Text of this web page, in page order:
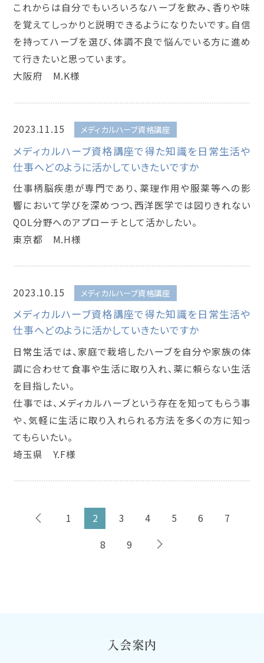
これからは自分でもいろいろなハーブを飲み、香りや味
を覚えてしっかりと説明できるようになりたいです。自信
を持ってハーブを選び、体調不良で悩んでいる方に進め
て行きたいと思っています。
大阪府 M.K様
2023.11.15 メディカルハーブ資格講座
メディカルハーブ資格講座で得た知識を日常生活や
仕事へどのように活かしていきたいですか
仕事柄脳疾患が専門であり、薬理作用や服薬等への影
響において学びを深めつつ、西洋医学では図りきれない
QOL分野へのアプローチとして活かしたい。
東京都 M.H様
2023.10.15 メディカルハーブ資格講座
メディカルハーブ資格講座で得た知識を日常生活や
仕事へどのように活かしていきたいですか
日常生活では、家庭で栽培したハーブを自分や家族の体
調に合わせて食事や生活に取り入れ、薬に頼らない生活
を目指したい。
仕事では、メディカルハーブという存在を知ってもらう事
や、気軽に生活に取り入れられる方法を多くの方に知っ
てもらいたい。
埼玉県 Y.F様
1 2 3 4 5 6
7
8
9
入会案内